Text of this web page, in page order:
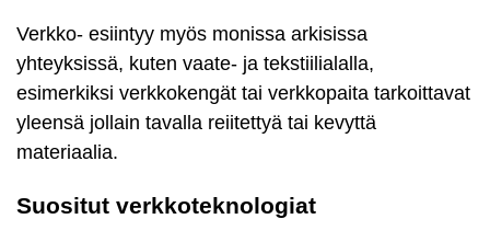
Verkko- esiintyy myös monissa arkisissa
yhteyksissä, kuten vaate- ja tekstiilialalla,
esimerkiksi verkkokengät tai verkkopaita tarkoittavat
yleensä jollain tavalla reiitettyä tai kevyttä
materiaalia.
Suositut verkkoteknologiat